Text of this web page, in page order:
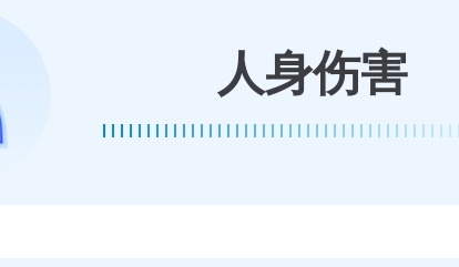
人身伤害